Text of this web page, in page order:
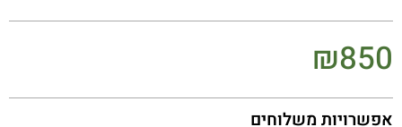
₪850
אפשרויות משלוחים